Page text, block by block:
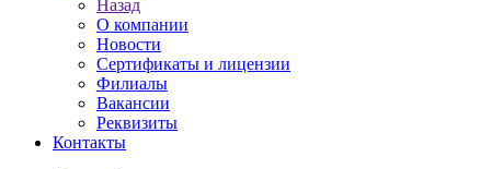
Назад
О компании
Новости
Сертификаты и лицензии
Филиалы
Вакансии
Реквизиты
Контакты